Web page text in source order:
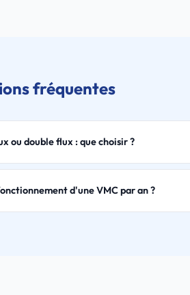
fréquentes
ou double flux : que choisir ?
d'une VMC par an ?